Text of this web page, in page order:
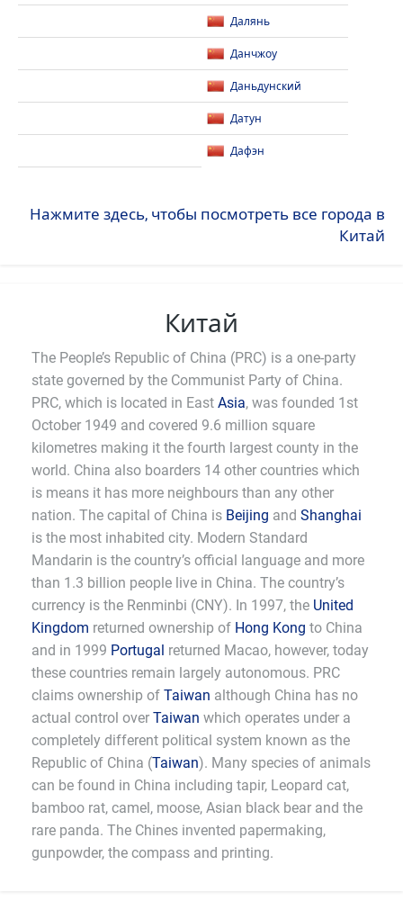
Далянь
Данчжоу
Даньдунский
Датун
Дафэн
Нажмите здесь, чтобы посмотреть все города в
Китай
Китай
The People’s Republic of China (PRC) is a one-party
state governed by the Communist Party of China.
PRC, which is located in East Asia, was founded 1st
October 1949 and covered 9.6 million square
kilometres making it the fourth largest county in the
world. China also boarders 14 other countries which
is means it has more neighbours than any other
nation. The capital of China is Beijing and Shanghai
is the most inhabited city. Modern Standard
Mandarin is the country’s official language and more
than 1.3 billion people live in China. The country’s
currency is the Renminbi (CNY). In 1997, the United
Kingdom returned ownership of Hong Kong to China
and in 1999 Portugal returned Macao, however, today
these countries remain largely autonomous. PRC
claims ownership of Taiwan although China has no
actual control over Taiwan which operates under a
completely different political system known as the
Republic of China (Taiwan). Many species of animals
can be found in China including tapir, Leopard cat,
bamboo rat, camel, moose, Asian black bear and the
rare panda. The Chines invented papermaking,
gunpowder, the compass and printing.